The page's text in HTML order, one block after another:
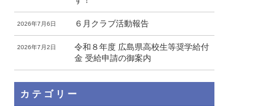
６月クラブ活動報告
2026年7月6日
令和８年度 広島県高校生等奨学給付
金 受給申請の御案内
2026年7月2日
カテゴリー